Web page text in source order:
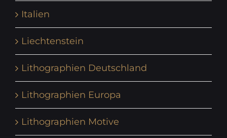
Italien
Liechtenstein
Lithographien Deutschland
Lithographien Europa
Lithographien Motive